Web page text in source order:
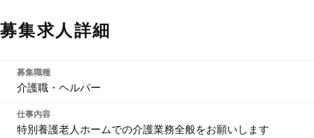
募集求人詳細
募集職種
介護職・ヘルパー
仕事内容
特別養護老人ホームでの介護業務全般をお願いします